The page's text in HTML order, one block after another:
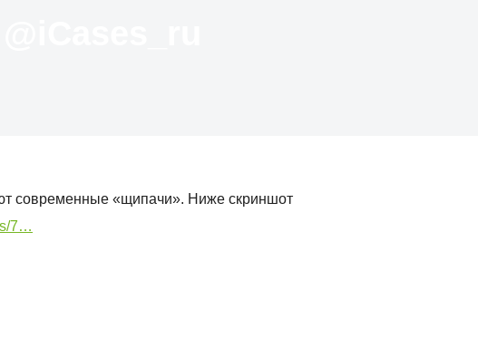
современные «щипачи». Ниже скриншот
7…